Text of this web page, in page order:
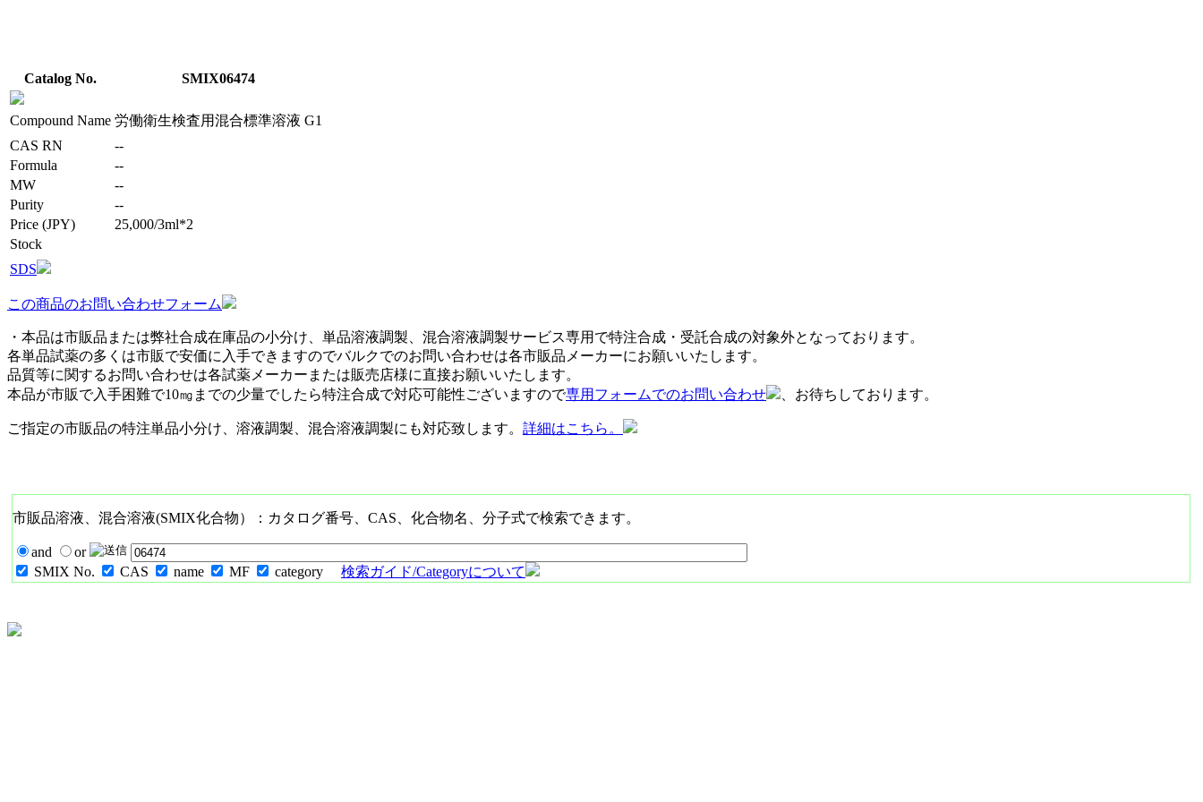
Catalog No. SMIX06474
Compound Name 労働衛生検査用混合標準溶液 G1
CAS RN
--
Formula
--
MW
--
Purity
--
Price (JPY)
25,000/3ml*2
Stock
SDS
この商品のお問い合わせフォーム
・本品は市販品または弊社合成在庫品の小分け、単品溶液調製、混合溶液調製サービス専用で特注合成・受託合成の対象外となっております。
各単品試薬の多くは市販で安価に入手できますのでバルクでのお問い合わせは各市販品メーカーにお願いいたします。
品質等に関するお問い合わせは各試薬メーカーまたは販売店様に直接お願いいたします。
本品が市販で入手困難で10㎎までの少量でしたら特注合成で対応可能性ございますので専用フォームでのお問い合わせ 、お待ちしております。
ご指定の市販品の特注単品小分け、溶液調製、混合溶液調製にも対応致します。 詳細はこちら。
市販品溶液、混合溶液(SMIX化合物）：カタログ番号、CAS、化合物名、分子式で検索できます。
and
or
SMIX No.
CAS name MF category 検索ガイド/Categoryについて